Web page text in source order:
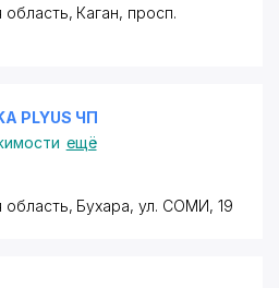
область, Каган, просп.
PLYUS ЧП
ещё
область, Бухара,ул. СОМИ, 19